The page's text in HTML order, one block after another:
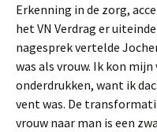
Erkenning in de zorg,
het VN Verdrag er
nagesprek vertelde
was als vrouw. Ik kon
onderdrukken, want ik
vent was. De
vrouw naar man is een